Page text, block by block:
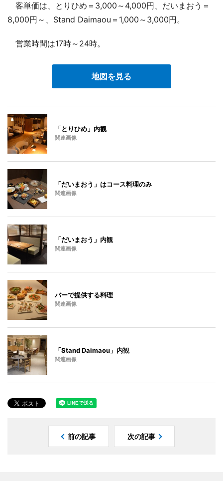
客単価は、とりひめ＝3,000～4,000円、だいまおう＝
8,000円～、Stand Daimaou＝1,000～3,000円。
営業時間は17時～24時。
地図を見る
「とりひめ」内観
関連画像
「だいまおう」はコース料理のみ
関連画像
「だいまおう」内観
関連画像
バーで提供する料理
関連画像
「Stand Daimaou」内観
関連画像
前の記事 次の記事